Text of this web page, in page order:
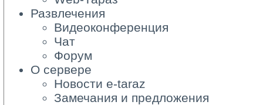
Развлечения
Видеоконференция
Чат
Форум
О сервере
Новости e-taraz
Замечания и предложения